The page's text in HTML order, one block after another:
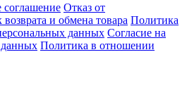
соглашение Отказ от
и обмена товара Политика
данных Согласие на
данных Политика в отношении